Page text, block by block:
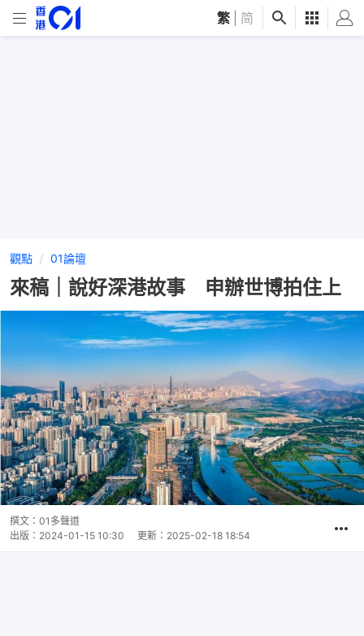
繁 简
觀點 01論壇
來稿｜說好深港故事 申辦世博拍住上
撰文： 01多聲道
出版： 2024-01-15 10:30 更新： 2025-02-18 18:54